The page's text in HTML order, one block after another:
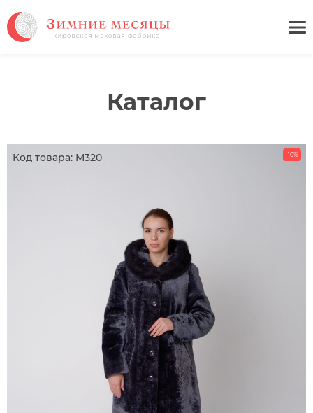
Каталог
Код товара: М320 -10%